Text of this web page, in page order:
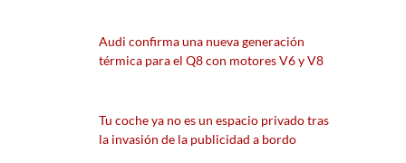
Audi confirma una nueva generación
térmica para el Q8 con motores V6 y V8
Tu coche ya no es un espacio privado tras
la invasión de la publicidad a bordo